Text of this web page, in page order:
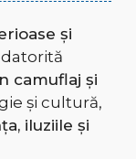
și
camuflaj și
și cultură,
iluziile și